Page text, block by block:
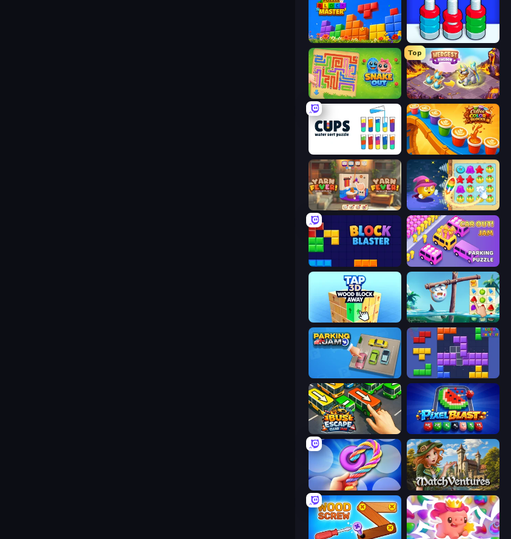
Puzzle Block Master
Snake Out: Maze Escape
Top
Mergest Kingdom
Cups - Water Sort Puzzle Coffee Color Blocks
Yarn Fever! Unravel Puzzle Candy Riddles
Block Blaster Car OUT! Jam Parking Puzzle
Sugar Heroes
Blocks and that’s it
Bus Escape: Clear Jam Pixel Blast
Twisted Tangle MatchVentures